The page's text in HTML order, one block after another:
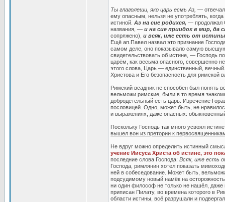
Ты глаголеши, яко царь есмь Аз, — отвечал
ему опасным, нельзя не употреблять,
истиной. Аз на сие родихся, — продолжал
названия, — и на сие приидох в мир, да
сопряжено), и всяк, иже есть от истины
Ещё ап.Павел назвал это признание
самом деле, оно показывало самую
свидетельствовать об истине, — Господь
царём, как весьма опасного, совершенно
этого слова, Царь — единственный,
Христова и Его безопасность для римской
Римский всадник не способен был понять
вельможи римские, были в то время
добродетельный есть царь. Изречение
пословицей. Одно, может быть, не
и выражениях, даже опасных:
Поскольку Господь так много усвоял
вышел вон из претории к
Не вдруг можно определить истинный
учение Иисуса Христа об истине, это
последние слова Господа: Всяк, иже есть
Господа, римлянин хотел показать
ней в собеседование. Может быть,
подсудимому новый намёк на
ни один философ не только не нашёл, даже
приписан Пилату, во времена которого в
области истины, всё разрушали и